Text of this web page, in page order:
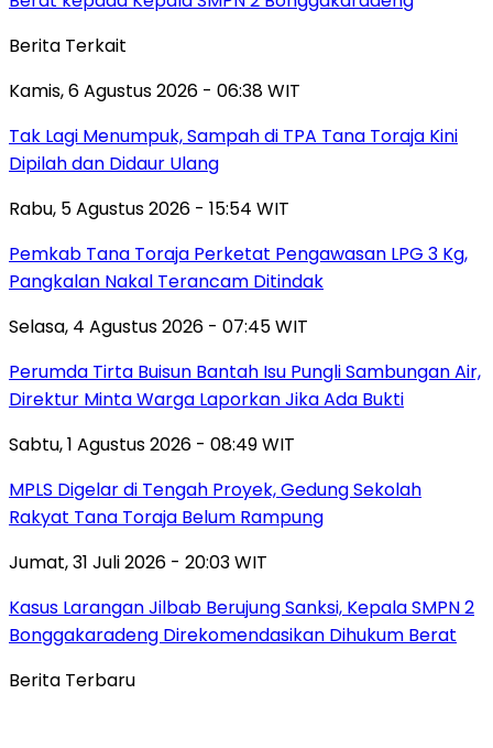
Berita Terkait
Kamis, 6 Agustus 2026 - 06:38 WIT
Tak Lagi Menumpuk, Sampah di TPA Tana Toraja Kini
Dipilah dan Didaur Ulang
Rabu, 5 Agustus 2026 - 15:54 WIT
Pemkab Tana Toraja Perketat Pengawasan LPG 3 Kg,
Pangkalan Nakal Terancam Ditindak
Selasa, 4 Agustus 2026 - 07:45 WIT
Perumda Tirta Buisun Bantah Isu Pungli Sambungan Air,
Direktur Minta Warga Laporkan Jika Ada Bukti
Sabtu, 1 Agustus 2026 - 08:49 WIT
MPLS Digelar di Tengah Proyek, Gedung Sekolah
Rakyat Tana Toraja Belum Rampung
Jumat, 31 Juli 2026 - 20:03 WIT
Kasus Larangan Jilbab Berujung Sanksi, Kepala SMPN 2
Bonggakaradeng Direkomendasikan Dihukum Berat
Berita Terbaru